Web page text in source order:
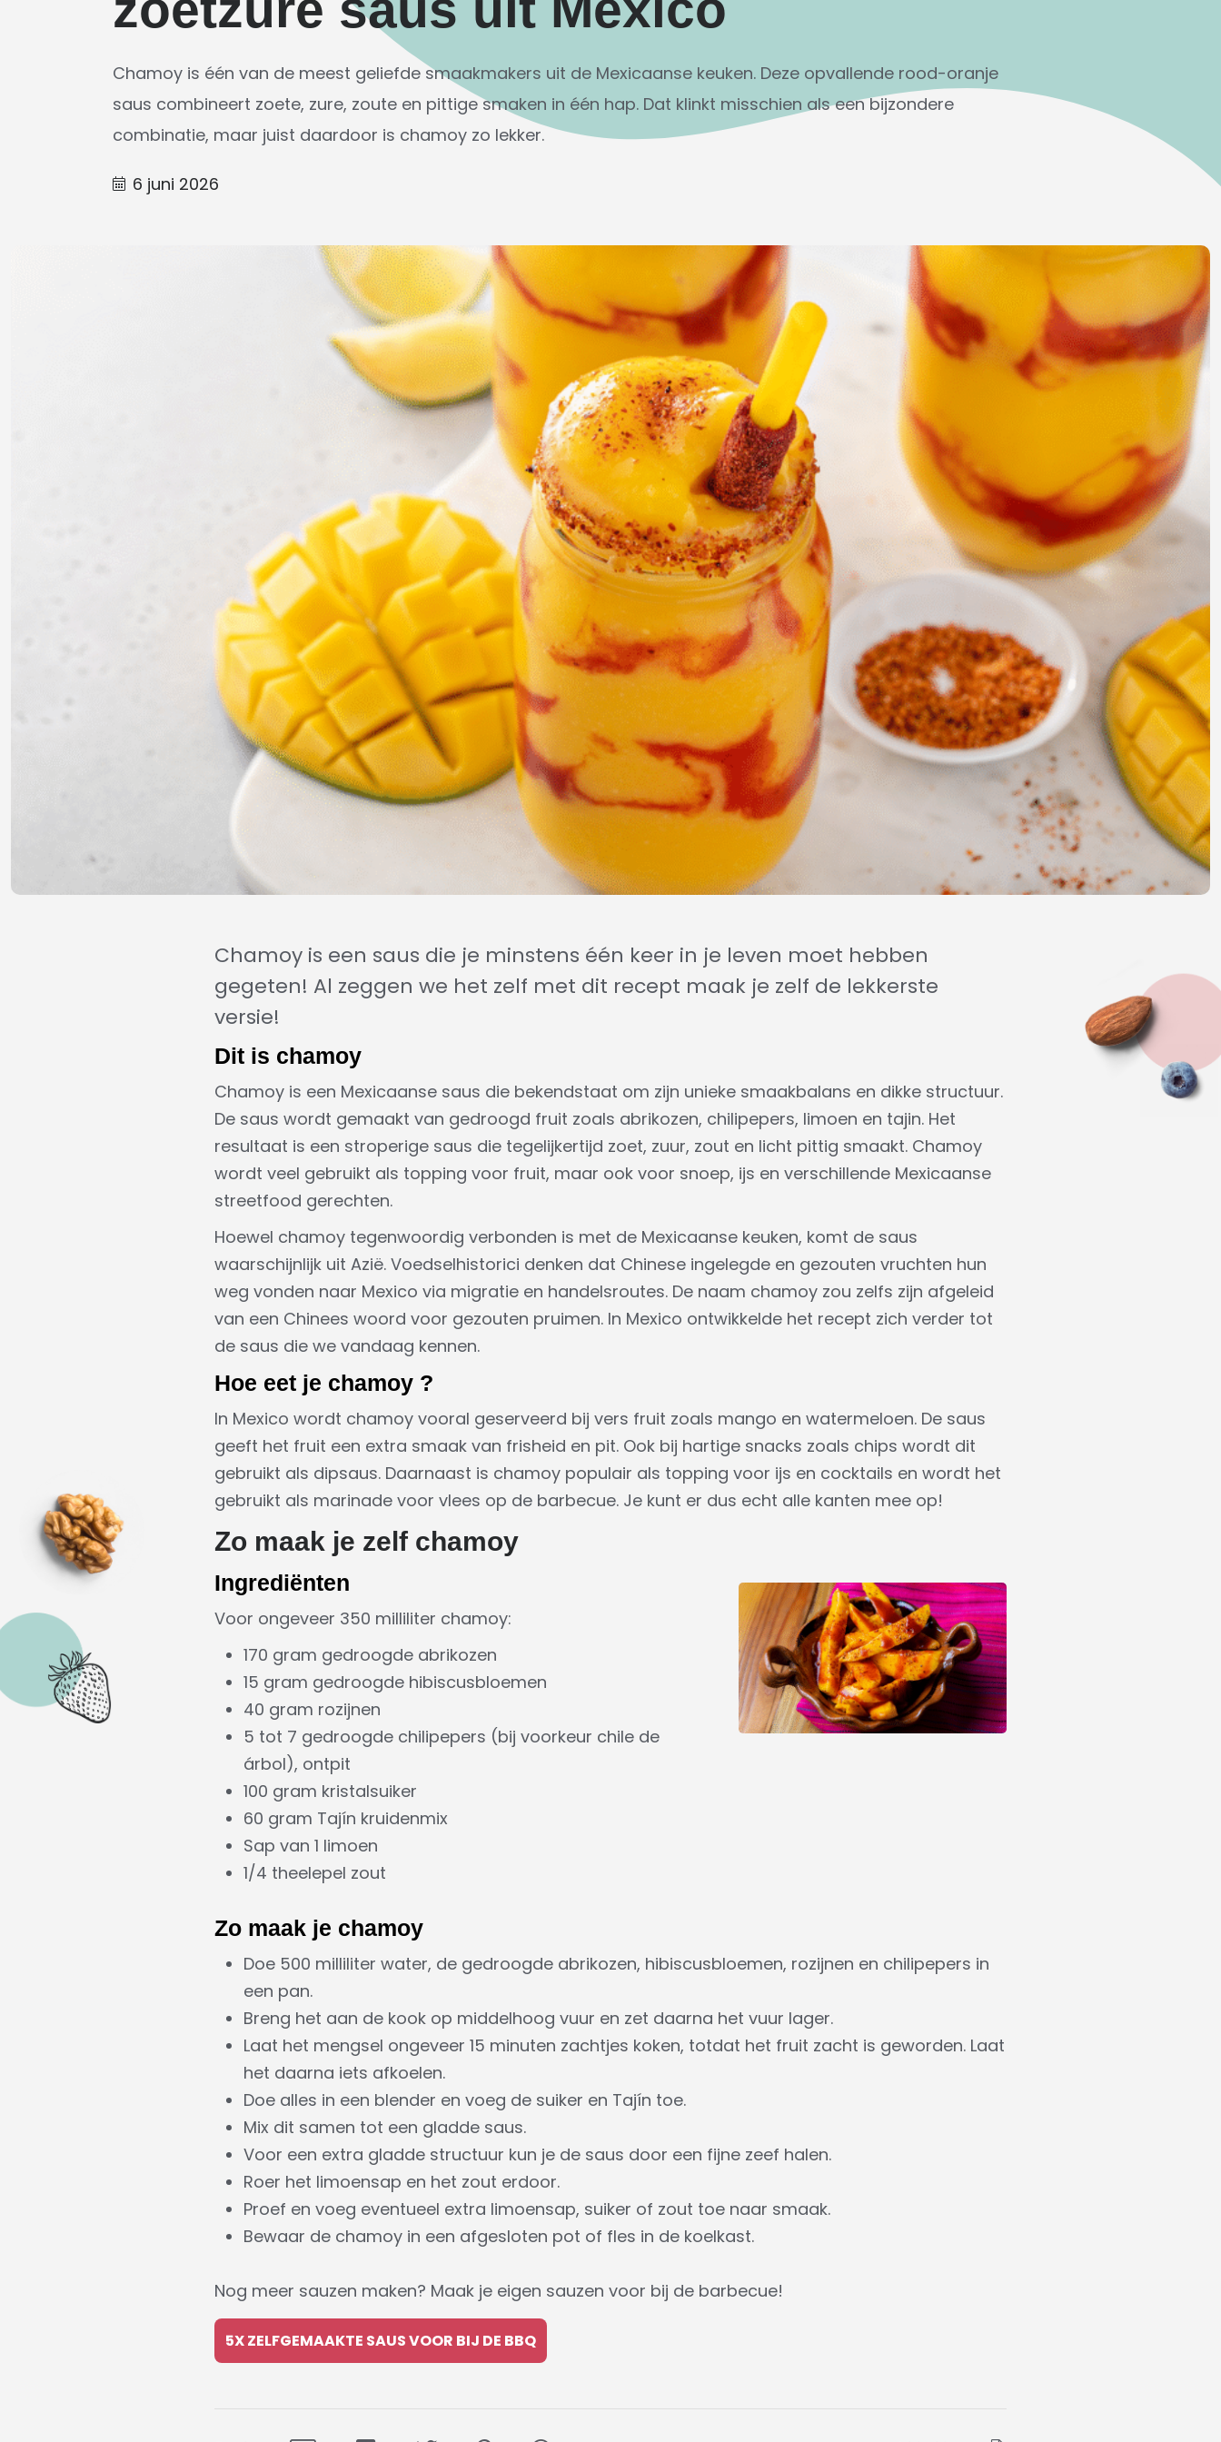
Chamoy is één van de meest geliefde smaakmakers uit de Mexicaanse keuken. Deze opvallende rood-oranje
saus combineert zoete, zure, zoute en pittige smaken in één hap. Dat klinkt misschien als een bijzondere
combinatie, maar juist daardoor is chamoy zo lekker.
6 juni 2026
Chamoy is een saus die je minstens één keer in je leven moet hebben
gegeten! Al zeggen we het zelf met dit recept maak je zelf de lekkerste
versie!
Dit is chamoy
Chamoy is een Mexicaanse saus die bekendstaat om zijn unieke smaakbalans en dikke structuur.
De saus wordt gemaakt van gedroogd fruit zoals abrikozen, chilipepers, limoen en tajin. Het
resultaat is een stroperige saus die tegelijkertijd zoet, zuur, zout en licht pittig smaakt. Chamoy
wordt veel gebruikt als topping voor fruit, maar ook voor snoep, ijs en verschillende Mexicaanse
streetfood gerechten.
Hoewel chamoy tegenwoordig verbonden is met de Mexicaanse keuken, komt de saus
waarschijnlijk uit Azië. Voedselhistorici denken dat Chinese ingelegde en gezouten vruchten hun
weg vonden naar Mexico via migratie en handelsroutes. De naam chamoy zou zelfs zijn afgeleid
van een Chinees woord voor gezouten pruimen. In Mexico ontwikkelde het recept zich verder tot
de saus die we vandaag kennen.
Hoe eet je chamoy ?
In Mexico wordt chamoy vooral geserveerd bij vers fruit zoals mango en watermeloen. De saus
geeft het fruit een extra smaak van frisheid en pit. Ook bij hartige snacks zoals chips wordt dit
gebruikt als dipsaus. Daarnaast is chamoy populair als topping voor ijs en cocktails en wordt het
gebruikt als marinade voor vlees op de barbecue. Je kunt er dus echt alle kanten mee op!
Zo maak je zelf chamoy
Ingrediënten
Voor ongeveer 350 milliliter chamoy:
170 gram gedroogde abrikozen
15 gram gedroogde hibiscusbloemen
40 gram rozijnen
5 tot 7 gedroogde chilipepers (bij voorkeur chile de
árbol), ontpit
100 gram kristalsuiker
60 gram Tajín kruidenmix
Sap van 1 limoen
1/4 theelepel zout
Zo maak je chamoy
Doe 500 milliliter water, de gedroogde abrikozen, hibiscusbloemen, rozijnen en chilipepers in
een pan.
Breng het aan de kook op middelhoog vuur en zet daarna het vuur lager.
Laat het mengsel ongeveer 15 minuten zachtjes koken, totdat het fruit zacht is geworden. Laat
het daarna iets afkoelen.
Doe alles in een blender en voeg de suiker en Tajín toe.
Mix dit samen tot een gladde saus.
Voor een extra gladde structuur kun je de saus door een fijne zeef halen.
Roer het limoensap en het zout erdoor.
Proef en voeg eventueel extra limoensap, suiker of zout toe naar smaak.
Bewaar de chamoy in een afgesloten pot of fles in de koelkast.
Nog meer sauzen maken? Maak je eigen sauzen voor bij de barbecue!
5X ZELFGEMAAKTE SAUS VOOR BIJ DE BBQ